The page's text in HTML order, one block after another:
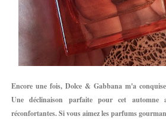
Encore une fois, Dolce & Gabbana m'a
Une déclinaison parfaite pour cet automne
réconfortantes. Si vous aimez les parfums